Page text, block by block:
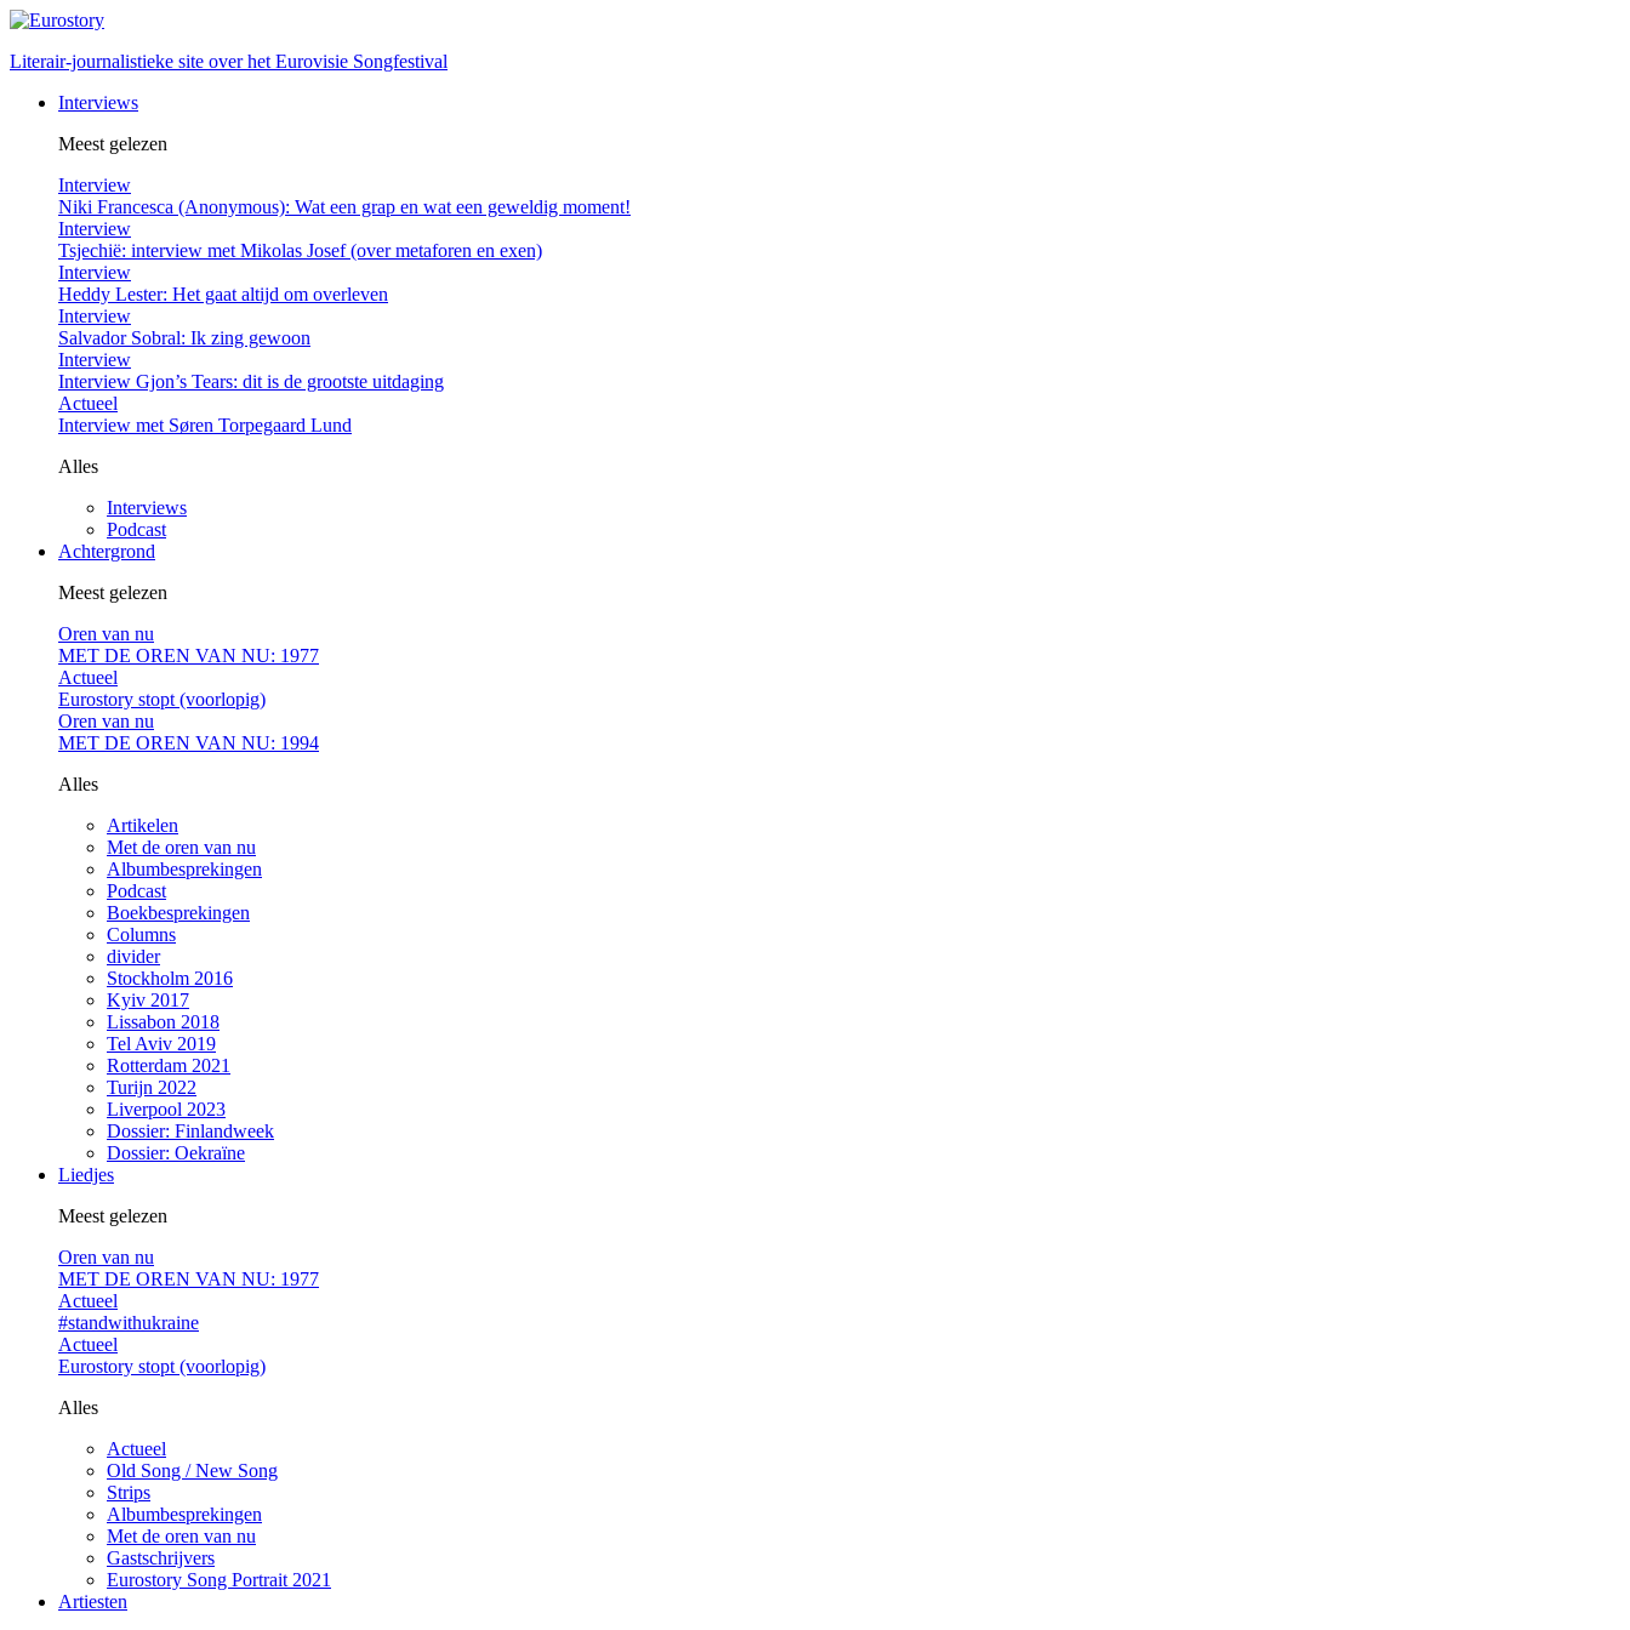
Literair-journalistieke site over het Eurovisie Songfestival
Interviews
Meest gelezen
Interview
Niki Francesca (Anonymous): Wat een grap en wat een geweldig moment!
Interview
Tsjechië: interview met Mikolas Josef (over metaforen en exen)
Interview
Heddy Lester: Het gaat altijd om overleven
Interview
Salvador Sobral: Ik zing gewoon
Interview
Interview Gjon’s Tears: dit is de grootste uitdaging
Actueel
Interview met Søren Torpegaard Lund
Alles
Interviews
Podcast
Achtergrond
Meest gelezen
Oren van nu
MET DE OREN VAN NU: 1977
Actueel
Eurostory stopt (voorlopig)
Oren van nu
MET DE OREN VAN NU: 1994
Alles
Artikelen
Met de oren van nu
Albumbesprekingen
Podcast
Boekbesprekingen
Columns
divider
Stockholm 2016
Kyiv 2017
Lissabon 2018
Tel Aviv 2019
Rotterdam 2021
Turijn 2022
Liverpool 2023
Dossier: Finlandweek
Dossier: Oekraïne
Liedjes
Meest gelezen
Oren van nu
MET DE OREN VAN NU: 1977
Actueel
#standwithukraine
Actueel
Eurostory stopt (voorlopig)
Alles
Actueel
Old Song / New Song
Strips
Albumbesprekingen
Met de oren van nu
Gastschrijvers
Eurostory Song Portrait 2021
Artiesten